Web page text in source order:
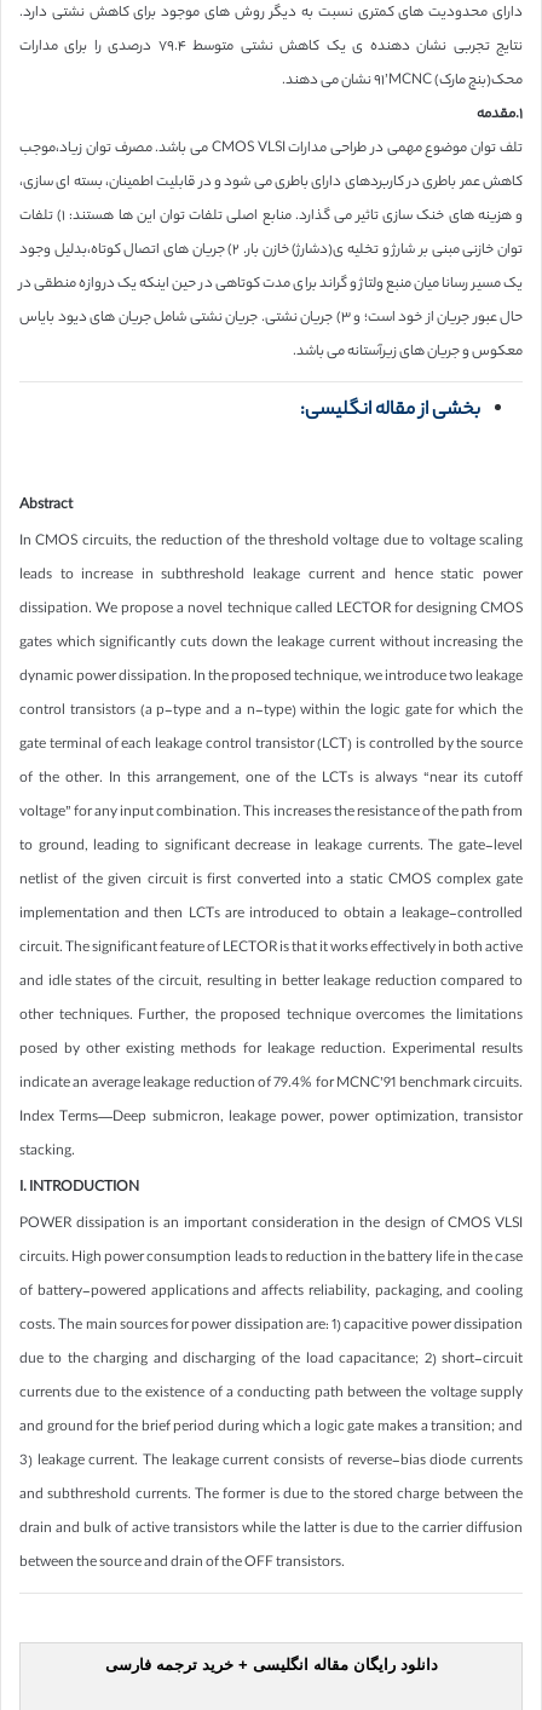
دارای محدودیت های کمتری نسبت به دیگر روش های موجود برای کاهش نشتی دارد.
نتایج تجربی نشان دهنده ی یک کاهش نشتی متوسط ٧٩.۴ درصدی را برای مدارات
محک(بنچ مارک) MCNC’٩١ نشان می دهند.
١.مقدمه
تلف توان موضوع مهمی در طراحی مدارات CMOS VLSI می باشد. مصرف توان زیاد،موجب
کاهش عمر باطری در کاربردهای دارای باطری می شود و در قابلیت اطمینان، بسته ای سازی،
و هزینه های خنک سازی تاثیر می گذارد. منابع اصلی تلفات توان این ها هستند: ١) تلفات
توان خازنی مبنی بر شارژ و تخلیه ی(دشارژ) خازن بار. ٢) جریان های اتصال کوتاه،بدلیل وجود
یک مسیر رسانا میان منبع ولتاژ و گراند برای مدت کوتاهی در حین اینکه یک دروازه منطقی در
حال عبور جریان از خود است؛ و ٣) جریان نشتی. جریان نشتی شامل جریان های دیود بایاس
معکوس و جریان های زیرآستانه می باشد.
بخشی از مقاله انگلیسی:
Abstract
In CMOS circuits, the reduction of the threshold voltage due to voltage scaling
leads to increase in subthreshold leakage current and hence static power
dissipation. We propose a novel technique called LECTOR for designing CMOS
gates which significantly cuts down the leakage current without increasing the
dynamic power dissipation. In the proposed technique, we introduce two leakage
control transistors (a p-type and a n-type) within the logic gate for which the
gate terminal of each leakage control transistor (LCT) is controlled by the source
of the other. In this arrangement, one of the LCTs is always “near its cutoff
voltage” for any input combination. This increases the resistance of the path from
to ground, leading to significant decrease in leakage currents. The gate-level
netlist of the given circuit is first converted into a static CMOS complex gate
implementation and then LCTs are introduced to obtain a leakage-controlled
circuit. The significant feature of LECTOR is that it works effectively in both active
and idle states of the circuit, resulting in better leakage reduction compared to
other techniques. Further, the proposed technique overcomes the limitations
posed by other existing methods for leakage reduction. Experimental results
indicate an average leakage reduction of 79.4% for MCNC’91 benchmark circuits.
Index Terms—Deep submicron, leakage power, power optimization, transistor
stacking.
I. INTRODUCTION
POWER dissipation is an important consideration in the design of CMOS VLSI
circuits. High power consumption leads to reduction in the battery life in the case
of battery-powered applications and affects reliability, packaging, and cooling
costs. The main sources for power dissipation are: 1) capacitive power dissipation
due to the charging and discharging of the load capacitance; 2) short-circuit
currents due to the existence of a conducting path between the voltage supply
and ground for the brief period during which a logic gate makes a transition; and
3) leakage current. The leakage current consists of reverse-bias diode currents
and subthreshold currents. The former is due to the stored charge between the
drain and bulk of active transistors while the latter is due to the carrier diffusion
between the source and drain of the OFF transistors.
دانلود رایگان مقاله انگلیسی + خرید ترجمه فارسی